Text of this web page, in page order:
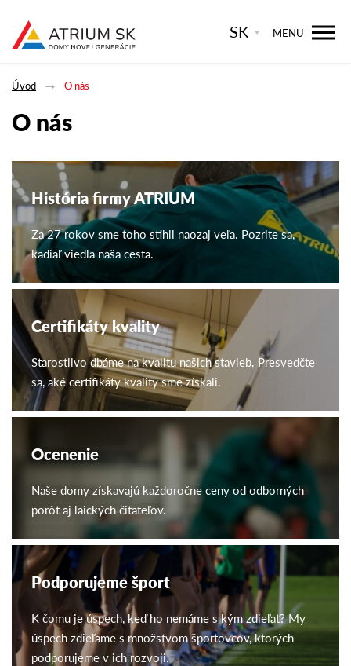
SK MENU
Úvod O nás
O nás
História firmy ATRIUM
Za 27 rokov sme toho stihli naozaj veľa. Pozrite sa,
kadiaľ viedla naša cesta.
Certifikáty kvality
Starostlivo dbáme na kvalitu našich stavieb. Presvedčte
sa, aké certifikáty kvality sme získali.
Ocenenie
Naše domy získavajú každoročne ceny od odborných
porôt aj laických čitateľov.
Podporujeme šport
K čomu je úspech, keď ho nemáme s kým zdieľať? My
úspech zdieľame s množstvom športovcov, ktorých
podporujeme v ich rozvoji.